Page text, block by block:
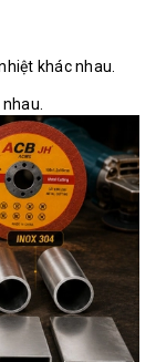
khác nhau.